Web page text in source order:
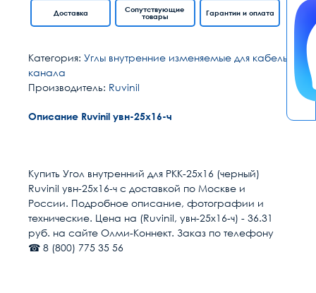
Доставка
Сопутствующие
товары
Гарантии и оплата
Категория: Углы внутренние изменяемые для кабель
канала
Производитель: Ruvinil
Описание Ruvinil увн-25х16-ч
Серия Ruvinil
Исполнение Миниканал
Материал PVC (ПВХ)
Условия доставки
Доставка осуществляется в течении 2-4
рабочих дней после поступления оплаты на
наш расчётный счёт
Купить Угол внутренний для РКК-25х16 (черный)
Ruvinil увн-25х16-ч с доставкой по Москве и
России. Подробное описание, фотографии и
технические. Цена на (Ruvinil, увн-25х16-ч) - 36.31
руб. на сайте Олми-Коннект. Заказ по телефону
☎ 8 (800) 775 35 56